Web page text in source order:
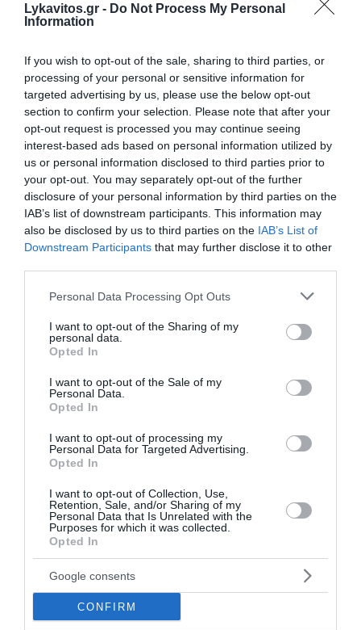
Lykavitos.gr - Do Not Process My Personal
Information
If you wish to opt-out of the sale, sharing to third parties, or
processing of your personal or sensitive information for
targeted advertising by us, please use the below opt-out
section to confirm your selection. Please note that after your
opt-out request is processed you may continue seeing
interest-based ads based on personal information utilized by
us or personal information disclosed to third parties prior to
your opt-out. You may separately opt-out of the further
disclosure of your personal information by third parties on the
IAB’s list of downstream participants. This information may
also be disclosed by us to third parties on the IAB’s List of
Downstream Participants that may further disclose it to other
Please note that this website/app uses one or more Google
not limited to your visit or usage behaviour. You may click to
grant or deny consent to Google and its third-party tags to
use your data for below specified purposes in below Google
consent section.
Personal Data Processing Opt Outs
I want to opt-out of the Sharing of my
personal data.
Opted In
I want to opt-out of the Sale of my
Personal Data.
Opted In
I want to opt-out of processing my
Personal Data for Targeted Advertising.
Opted In
I want to opt-out of Collection, Use,
Retention, Sale, and/or Sharing of my
Personal Data that Is Unrelated with the
Purposes for which it was collected.
Opted In
Google consents
CONFIRM
Ρεκόρ επιβατικής κίνησης στο Ελ. Βενιζέλος –
Αύξηση 4,7% τον Ιούλιο
Ισχυρή αύξηση κατέγραψε η επιβατική κίνηση στον
Διεθνή Αερολιμένα Αθηνών τον Ιούλιο του 2026, καθώς ο
αριθμός των επιβατών ανήλθε σε 3,93 εκατομμύρια,
σημειώνοντας άνοδο 4,7% σε σύ...
05 Αυγούστου 2026
Χρηματοδότηση 204,6 εκατ. ευρώ από το
Εθνικό Πρόγραμμα Ανάπτυξης για την
ανάπλαση της ΔΕΘ
Με απόφαση του υπουργού Εθνικής Οικονομίας και
Οικονομικών Κυριάκου Πιερρακάκη και του αναπληρωτή